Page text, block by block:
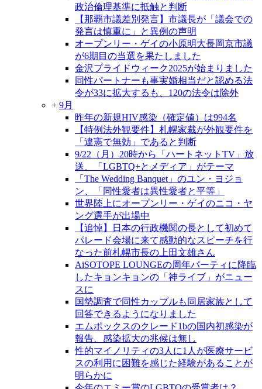
政治倫理基準に抵触と判断
【那覇市議差別発言】市議長が「議会での
発言は慎重に」と異例の声明
オープンリー・ゲイの小原明大長岡京市議
が6期目の当選を果たしました
金沢プライドウィーク2025が始まりました
同性パートナーも事実婚相当だと認める法
令が33に拡大するも、120の法令は除外
+ 9月
昨年の新規HIV感染（確定値）は994名
【特例法外観要件】札幌家裁が外観要件を
「違憲で無効」であると判断
9/22（月）20時から「ハートネットTV」放
送、「LGBTQ+とメディア」がテーマ
「The Wedding Banquet」のユン・ヨジョ
ン、「同性愛者は異性愛者と平等」
世界陸上にオープンリー・ゲイのニコ・ヤ
ング選手が出場中
【追悼】日本の行政機関の長として初めて
パレード会場に来て感動的なスピーチを行
なった前札幌市長の上田文雄さん
AiSOTOPE LOUNGEの周年パーティに降臨
したキョンキョンの「神ライブ」がニュー
スに
国勢調査で同性カップルも同居家族として
回答できるようになりました
エムポックスのクレード1bの国内初感染が
報告、感染拡大の兆候は無し
性的マイノリティの3人に1人が医療サービ
スの利用に困難を感じた経験があることが
明らかに